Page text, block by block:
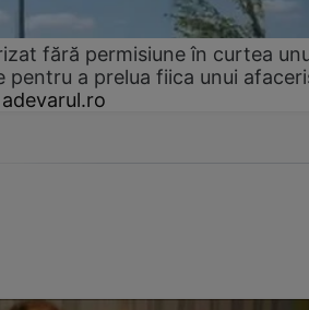
fără permisiune în curtea
pentru a prelua fiica unui
adevarul.ro